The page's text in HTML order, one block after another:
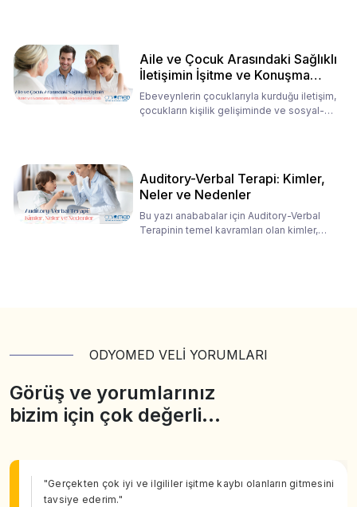
Aile ve Çocuk Arasındaki Sağlıklı
İletişimin İşitme ve Konuşma
Rehabilitasyonundaki Rolü
Ebeveynlerin çocuklarıyla kurduğu iletişim,
çocukların kişilik gelişiminde ve sosyal-
Auditory-Verbal Terapi: Kimler,
Neler ve Nedenler
Bu yazı anababalar için Auditory-Verbal
Terapinin temel kavramları olan kimler,
ODYOMED VELİ YORUMLARI
Görüş ve yorumlarınız
bizim için çok değerli…
"Gerçekten çok iyi ve ilgililer işitme kaybı olanların gitmesini
tavsiye ederim."